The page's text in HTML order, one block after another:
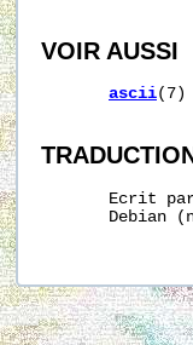
VOIR AUSSI
ascii(7)
Ecrit
Debian